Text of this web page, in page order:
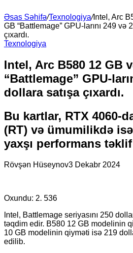
for
Əsas Səhifə/Texnologiya/Intel, Arc
GB “Battlemage” GPU-larını 249 və
çıxardı.
Texnologiya
Intel, Arc B580 12 GB
“Battlemage” GPU-
dollara satışa çıxardı.
Bu kartlar, RTX 4060-
(RT) və ümumilikdə
yaxşı performans
Rövşən Hüseynov3 Dekabr 2024
Oxundu: 2. 536
Intel, Battlemage seriyasını 250
təqdim edir. B580 12 GB modelinin
10 GB modelinin qiyməti isə 219
edilib.